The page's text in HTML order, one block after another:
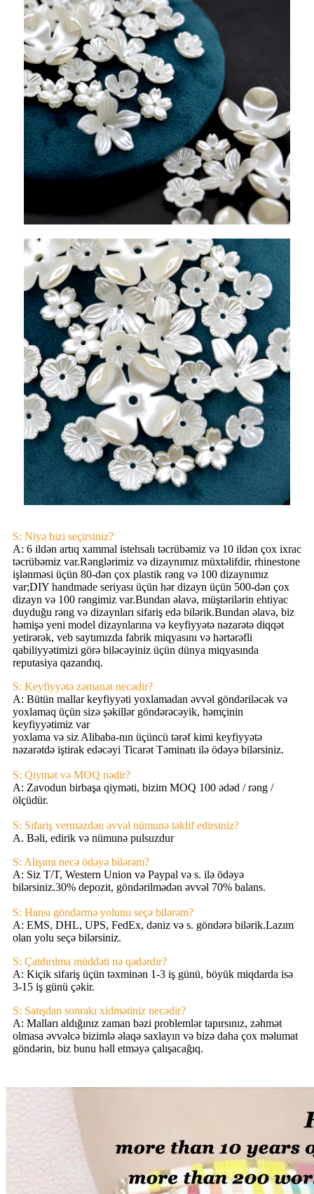
S: Niyə bizi seçirsiniz?
A: 6 ildən artıq xammal istehsalı təcrübəmiz və 10 ildən çox ixrac
təcrübəmiz var.Rənglərimiz və dizaynımız müxtəlifdir, rhinestone
işlənməsi üçün 80-dən çox plastik rəng və 100 dizaynımız
var;DIY handmade seriyası üçün hər dizayn üçün 500-dən çox
dizayn və 100 rəngimiz var.Bundan əlavə, müştərilərin ehtiyac
duyduğu rəng və dizaynları sifariş edə bilərik.Bundan əlavə, biz
həmişə yeni model dizaynlarına və keyfiyyətə nəzarətə diqqət
yetirərək, veb saytımızda fabrik miqyasını və hərtərəfli
qabiliyyətimizi görə biləcəyiniz üçün dünya miqyasında
reputasiya qazandıq.
S: Keyfiyyətə zəmanət necədir?
A: Bütün mallar keyfiyyəti yoxlamadan əvvəl göndəriləcək və
yoxlamaq üçün sizə şəkillər göndərəcəyik, həmçinin
keyfiyyətimiz var
yoxlama və siz Alibaba-nın üçüncü tərəf kimi keyfiyyətə
nəzarətdə iştirak edəcəyi Ticarət Təminatı ilə ödəyə bilərsiniz.
S: Qiymət və MOQ nədir?
A: Zavodun birbaşa qiyməti, bizim MOQ 100 ədəd / rəng /
ölçüdür.
S: Sifariş verməzdən əvvəl nümunə təklif edirsiniz?
A. Bəli, edirik və nümunə pulsuzdur
S: Alışımı necə ödəyə bilərəm?
A: Siz T/T, Western Union və Paypal və s. ilə ödəyə
bilərsiniz.30% depozit, göndərilmədən əvvəl 70% balans.
S: Hansı göndərmə yolunu seçə bilərəm?
A: EMS, DHL, UPS, FedEx, dəniz və s. göndərə bilərik.Lazım
olan yolu seçə bilərsiniz.
S: Çatdırılma müddəti nə qədərdir?
A: Kiçik sifariş üçün təxminən 1-3 iş günü, böyük miqdarda isə
3-15 iş günü çəkir.
S: Satışdan sonrakı xidmətiniz necədir?
A: Malları aldığınız zaman bəzi problemlər tapırsınız, zəhmət
olmasa əvvəlcə bizimlə əlaqə saxlayın və bizə daha çox məlumat
göndərin, biz bunu həll etməyə çalışacağıq.